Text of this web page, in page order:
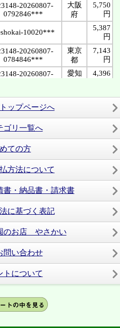
ップページへ
ゴリ一覧へ
ての方
方法について
書・納品書・請求書
に基づく表記
のお店 やさかい
問い合わせ
トについて